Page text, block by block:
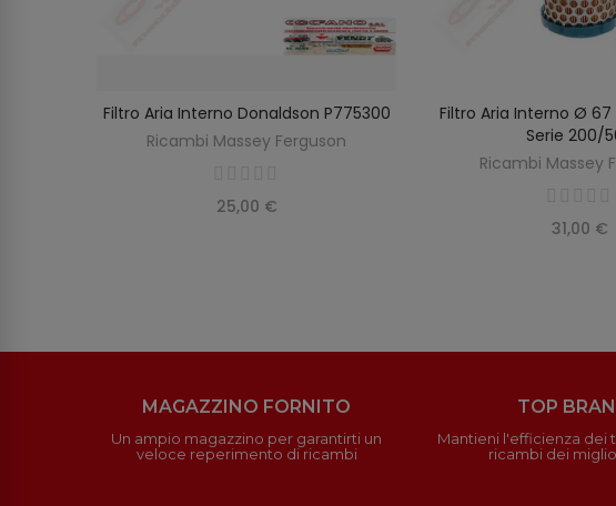
AGGIUNGI AL CARRELLO
Filtro Aria Interno Donaldson P775300
Ricambi Massey Ferguson
25,00 €
Filtro Aria Interno Ø 67
Serie 200/
Ricambi Massey
31,00 €
MAGAZZINO FORNITO
Un ampio magazzino per garantirti un
veloce reperimento di ricambi
TOP
Mantieni l'efficienza dei
ricambi dei